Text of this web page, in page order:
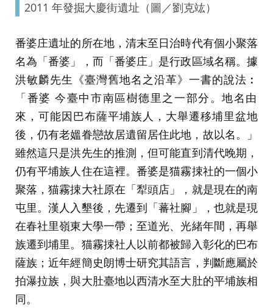
2011 年發掘大慶街遺址（圖／劉克竑）
番婆庄遺址的所在地，清末至日治時代有個小聚落
名為「番婆」，而「番婆庄」是行政區域名稱。據
洪敏麟先生《臺灣舊地名之沿革》一書的說法︰
「番婆 今臺中市南區樹德里之一部分。地名由
來，可能因巴布薩平埔族人，大舉遷移埔里盆地
後，仍有老媼眷戀故居遺留居住此地，故以名。
」
雖然這只是洪先生的推測，但可能直到清代晚期，
仍有平埔族人住在這裡。番婆是猫霧捒社的一個小
聚落，猫霧捒大社原在「犁頭店」，就是現在的南
屯里。漢人入墾後，先遷到「蕃社腳」，也就是現
在春社里嶺東大學一帶；至道光、光緒年間，再舉
族遷到埔里。猫霧捒社人以前都被歸入彰化的巴布
薩族；近年經簡史朗博士研究其語言，判斷應屬於
拍瀑拉族，與大肚臺地以西清水至大肚的平埔族相
同。